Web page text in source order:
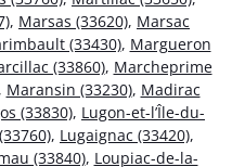
, Marsas (33620), Marsac
(33430), Margueron
(33860), Marcheprime
Maransin (33230), Madirac
(33830), Lugon-et-l’Île-du-
, Lugaignac (33420),
(33840), Loupiac-de-la-